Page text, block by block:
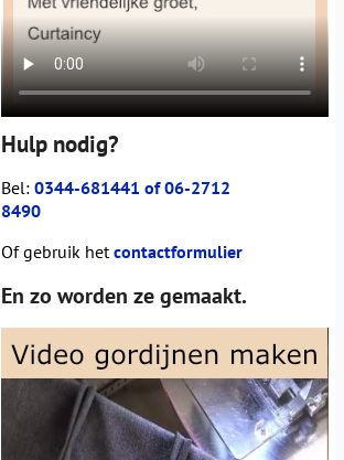
Hulp nodig?
Bel:0344-681441 of 06-2712
8490
Of gebruik hetcontactformulier
En zo worden ze gemaakt.